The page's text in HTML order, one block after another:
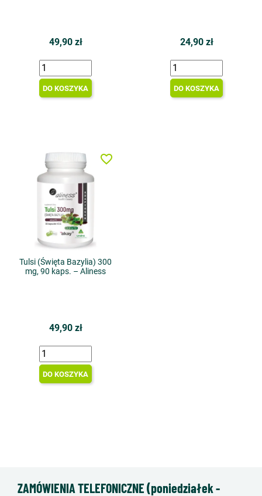
49,90 zł
DO KOSZYKA
24,90 zł
DO KOSZYKA
Tulsi (Święta Bazylia) 300
mg, 90 kaps. – Aliness
49,90 zł
DO KOSZYKA
favorite_border
ZAMÓWIENIA TELEFONICZNE (poniedziałek -